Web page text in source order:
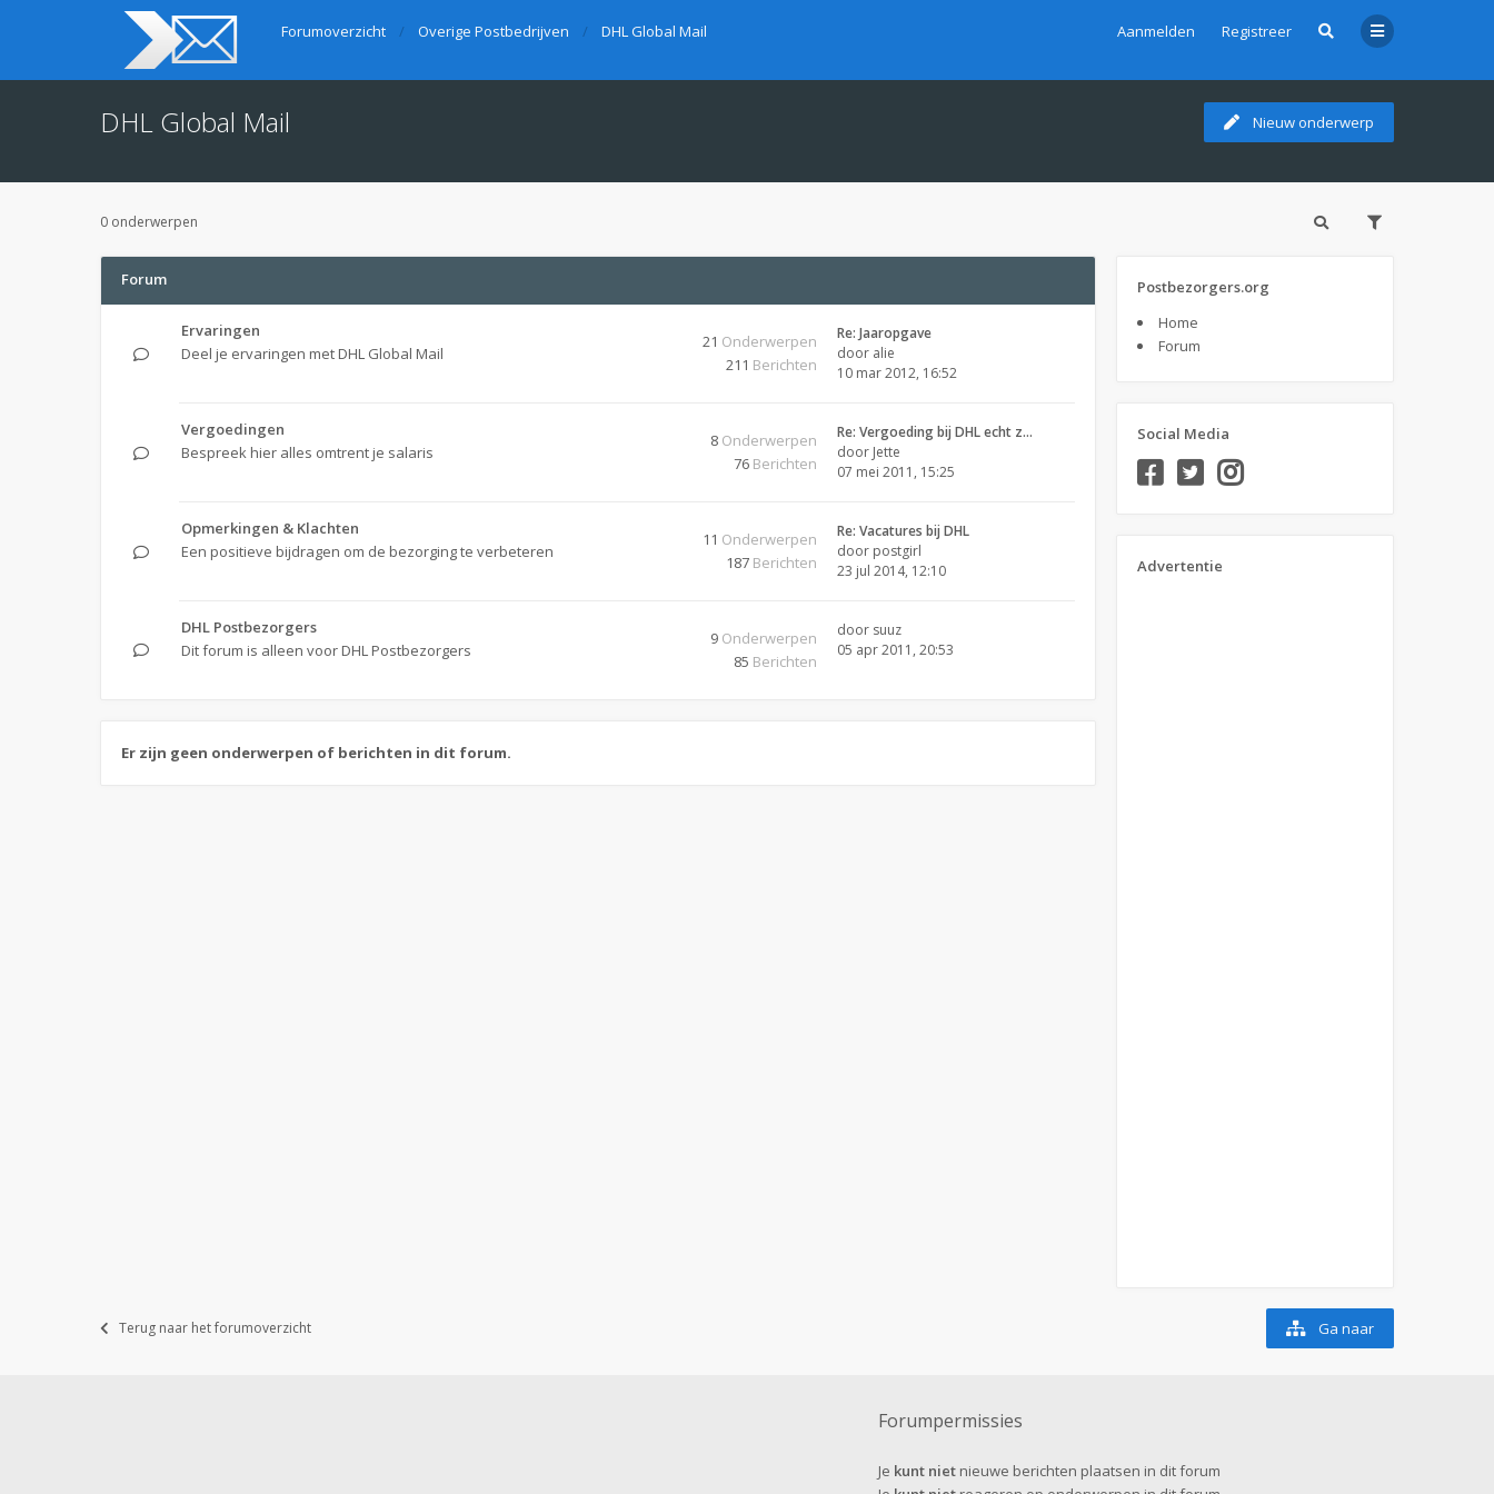
Aanmelden Registreer
Forumoverzicht Overige Postbedrijven DHL Global Mail
DHL Global Mail Nieuw onderwerp
0 onderwerpen
Forum
Ervaringen
Deel je ervaringen met DHL Global Mail
21 Onderwerpen
211 Berichten
Re: Jaaropgave
door alie
10 mar 2012, 16:52
Vergoedingen
Bespreek hier alles omtrent je salaris
8 Onderwerpen
76 Berichten
Re: Vergoeding bij DHL echt z…
door Jette
07 mei 2011, 15:25
Opmerkingen & Klachten
Een positieve bijdragen om de bezorging te verbeteren
11 Onderwerpen
187 Berichten
Re: Vacatures bij DHL
door postgirl
23 jul 2014, 12:10
DHL Postbezorgers
Dit forum is alleen voor DHL Postbezorgers
9 Onderwerpen
85 Berichten
door suuz
05 apr 2011, 20:53
Er zijn geen onderwerpen of berichten in dit forum.
Postbezorgers.org
Home
Forum
Social Media
Advertentie
Terug naar het forumoverzicht Ga naar
Forumpermissies
Je kunt niet nieuwe berichten plaatsen in dit forum